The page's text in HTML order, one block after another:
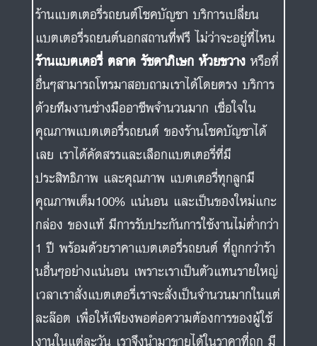
ร้านแบตเตอรี่รถยนต์โชคบัญชา บริการเปลี่ยน
แบตเตอรี่รถยนต์นอกสถานที่ฟรี ไม่ว่าจะอยู่ที่ไหน
ร้านแบตเตอรี่ ตลาด รัชดาภิเษก ห้วยขวาง หรือที่
อื่นๆสามารถโทรมาสอบถามเราได้โดยตรง บริการ
ด้วยทีมงานช่างมืออาชีพจำนวนมาก เชื่อใจใน
คุณภาพแบตเตอรี่รถยนต์ ของร้านโชคบัญชาได้
เลย เราได้คัดสรรและเลือกแบตเตอรี่ที่มี
ประสิทธิภาพ และคุณภาพ แบตเตอรี่ทุกลูกมี
คุณภาพเต็ม100% แน่นอน และเป็นของใหม่แกะ
กล่อง ของแท้ มีการรับประกันการใช้งานไม่ต่ำกว่า
1 ปี พร้อมด้วยราคาแบตเตอรี่รถยนต์ ที่ถูกกว่าร้า
นอื่นๆอย่างแน่นอน เพราะเราเป็นตัวแทนรายใหญ่
เวลาเราสั่งแบตเตอรี่เราจะสั่งเป็นจำนวนมากในแต่
ละล๊อต เพื่อให้เพียงพอต่อความต้องการของผู้ใช้
งานในแต่ละวัน เราจึงนำมาขายได้ในราคาที่ถูก มี